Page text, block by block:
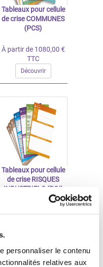
personnaliser le contenu
relatives aux
Tableaux pour cellule
de crise COMMUNES
(PCS)
À partir de 1080,00 €
TTC
Découvrir
Tableaux pour cellule
de crise RISQUES
INDUSTRIELS (POI)